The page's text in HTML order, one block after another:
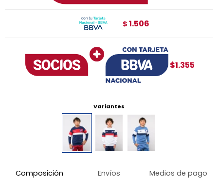
$1.355
$ 1.506
Variantes
Composición Envíos Medios de pago